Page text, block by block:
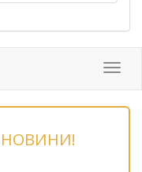
Меню
НОВИНИ!